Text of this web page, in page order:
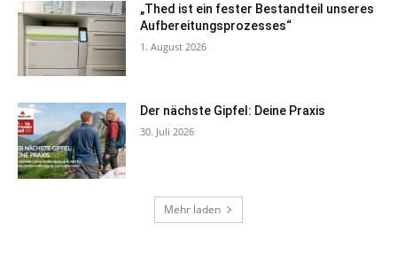
„Thed ist ein fester Bestandteil unseres
Aufbereitungsprozesses“
1. August 2026
Der nächste Gipfel: Deine Praxis
30. Juli 2026
Mehr laden